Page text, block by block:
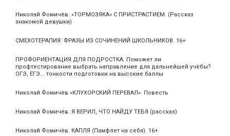
Николай Фомичёв. «ТОРМОЗЯКА» С ПРИСТРАСТИЕМ. (Рассказ
знакомой девушки)
СМЕХОТЕРАПИЯ: ФРАЗЫ ИЗ СОЧИНЕНИЙ ШКОЛЬНИКОВ. 16+
ПРОФОРИЕНТАЦИЯ ДЛЯ ПОДРОСТКА. Поможет ли
профтестирование выбрать направление для дальнейшей учёбы?
ОГЭ, ЕГЭ... тонкости подготовки на высокие баллы
Николай Фомичёв «КЛУХОРСКИЙ ПЕРЕВАЛ». Повесть
Николай Фомичёв. Я ВЕРИЛ, ЧТО НАЙДУ ТЕБЯ (рассказ)
Николай Фомичёв. КАПЛЯ (Памфлет на себя). 16+